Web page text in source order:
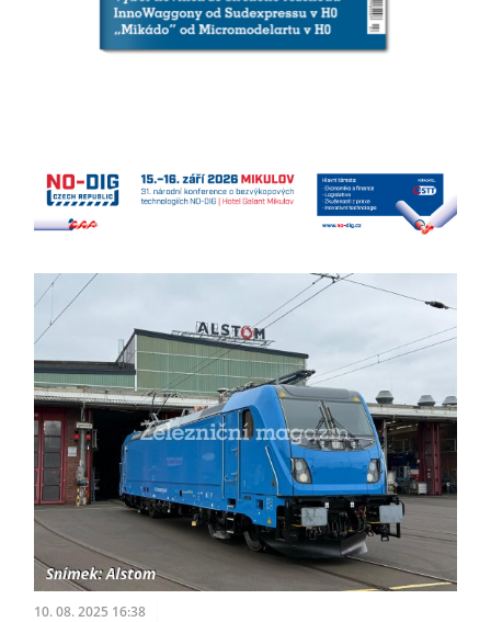
10. 08. 2025 16:38